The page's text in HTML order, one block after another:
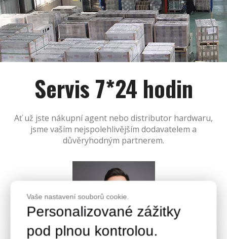
Servis 7*24 hodin
Ať už jste nákupní agent nebo distributor hardwaru,
jsme vaším nejspolehlivějším dodavatelem a
důvěryhodným partnerem.
Vaše nastavení souborů cookie.
Personalizované zážitky
pod plnou kontrolou.